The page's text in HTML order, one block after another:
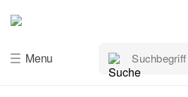
Menu
Suchbegriff
eingeben…